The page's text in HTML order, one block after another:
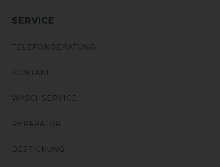
SERVICE
TELEFONBERATUNG
KONTAKT
WASCHSERVICE
REPARATUR
BESTICKUNG